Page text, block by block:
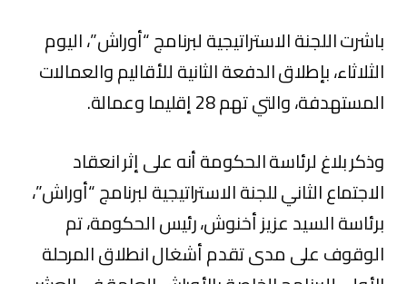
باشرت اللجنة الاستراتيجية لبرنامج “أوراش”، اليوم
الثلاثاء، بإطلاق الدفعة الثانية للأقاليم والعمالات
المستهدفة، والتي تهم 28 إقليما وعمالة.
وذكر بلاغ لرئاسة الحكومة أنه على إثر انعقاد
الاجتماع الثاني للجنة الاستراتيجية لبرنامج “أوراش”،
برئاسة السيد عزيز أخنوش، رئيس الحكومة، تم
الوقوف على مدى تقدم أشغال انطلاق المرحلة